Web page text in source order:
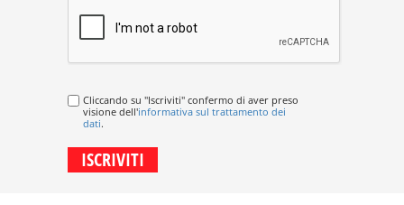
Cliccando su "Iscriviti" confermo di aver preso
visione dell'informativa sul trattamento dei
dati.